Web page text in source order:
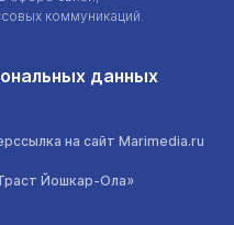
коммуникаций.
данных
на сайт Marimedia.ru
Йошкар-Ола»